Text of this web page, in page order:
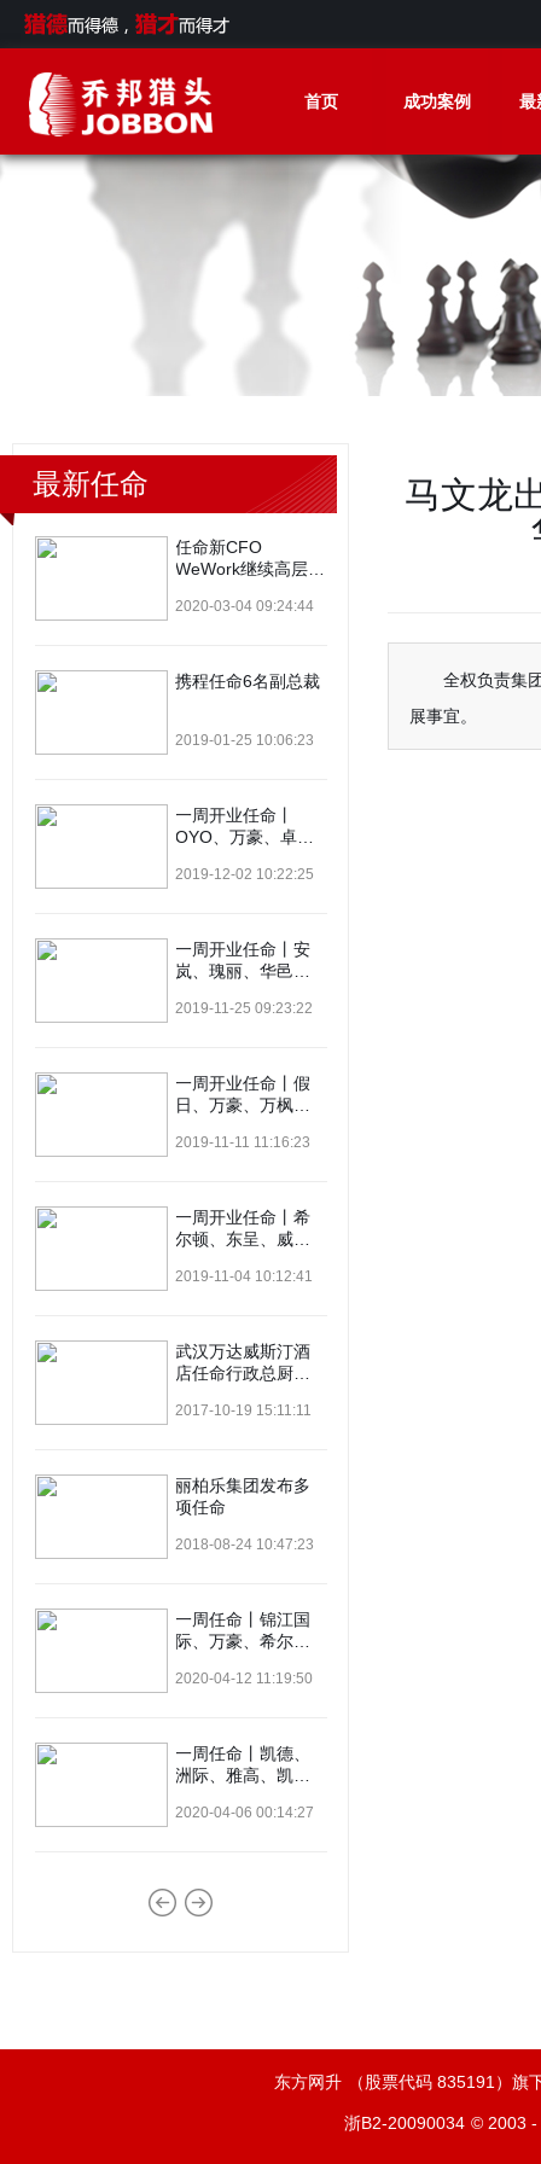
首页 成功案例 最
最新任命
任命新CFO
WeWork继续高层换
2020-03-04 09:24:44
携程任命6名副总裁
2019-01-25 10:06:23
一周开业任命丨
OYO、万豪、卓美
亚、喜来登…
2019-12-02 10:22:25
一周开业任命丨安
岚、瑰丽、华邑、
2019-11-25 09:23:22
一周开业任命丨假
日、万豪、万枫、
2019-11-11 11:16:23
一周开业任命丨希
尔顿、东呈、威斯
2019-11-04 10:12:41
武汉万达威斯汀酒
店任命行政总厨任
2017-10-19 15:11:11
丽柏乐集团发布多
项任命
2018-08-24 10:47:23
一周任命丨锦江国
际、万豪、希尔
12位高管履新
2020-04-12 11:19:50
一周任命丨凯德、
洲际、雅高、凯宾
2020-04-06 00:14:27
马文龙
全权负责集
展事宜。
东方网升 （股票代码 835191）旗
浙B2-20090034 © 2003